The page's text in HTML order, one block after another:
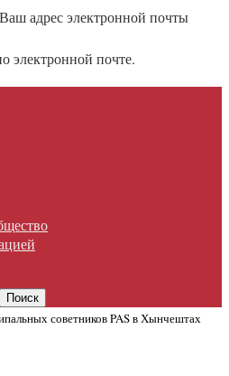
Ваш адрес электронной почты
электронной почте.
советников PAS в Хынчештах